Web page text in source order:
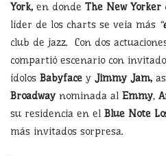
York, en donde The New Yorker
líder de los charts se veía más “
club de jazz. Con dos
compartió escenario con
ídolos Babyface y Jimmy Jam,
Broadwaynominada al Emmy,
su residencia en el Blue Note
más invitados sorpresa.